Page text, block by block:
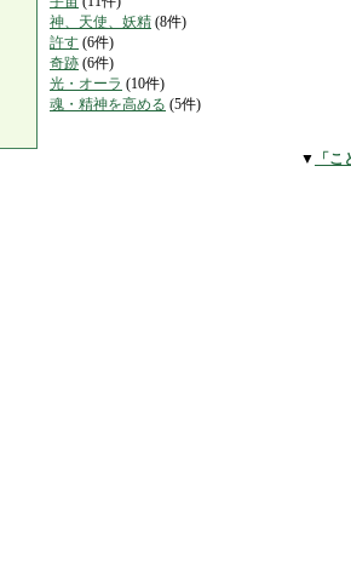
神、天使、妖精 (8件)
許す (6件)
奇跡 (6件)
光・オーラ (10件)
魂・精神を高める (5件)
▼ 「